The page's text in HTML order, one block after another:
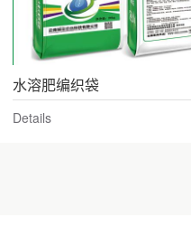
水溶肥编织袋
Details